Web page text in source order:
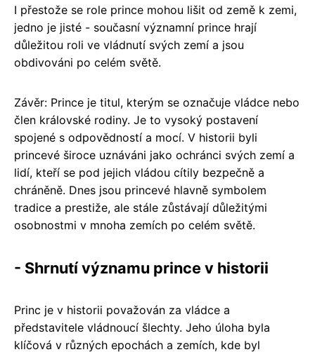
I přestože se role prince mohou lišit od země k zemi,
jedno je jisté - současní významní prince hrají
důležitou roli ve vládnutí svých zemí a jsou
obdivováni po celém světě.
Závěr: Prince je titul, kterým se označuje vládce nebo
člen královské rodiny. Je to vysoký postavení
spojené s odpovědností a mocí. V historii byli
princevé široce uznáváni jako ochránci svých zemí a
lidí, kteří se pod jejich vládou cítily bezpečně a
chráněně. Dnes jsou princevé hlavně symbolem
tradice a prestiže, ale stále zůstávají důležitými
osobnostmi v mnoha zemích po celém světě.
- Shrnutí významu prince v historii
Princ je v historii považován za vládce a
představitele vládnoucí šlechty. Jeho úloha byla
klíčová v různých epochách a zemích, kde byl